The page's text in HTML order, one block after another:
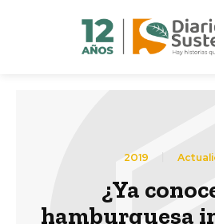
2019
¿Ya
hamburguesa